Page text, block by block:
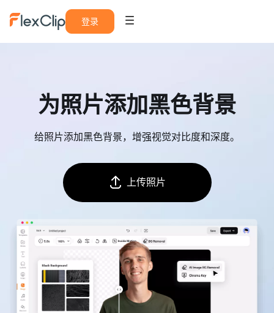
登录
为照片添加黑色背景
给照片添加黑色背景，增强视觉对比度和深度。
上传照片